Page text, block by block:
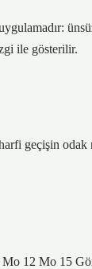
ile gösterilir.
geçişin odak
12 Mo 15